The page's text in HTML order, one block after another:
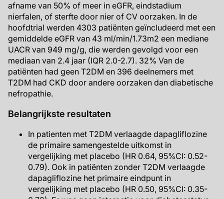
afname van 50% of meer in eGFR, eindstadium
nierfalen, of sterfte door nier of CV oorzaken. In de
hoofdtrial werden 4303 patiënten geïncludeerd met een
gemiddelde eGFR van 43 ml/min/1.73m2 een mediane
UACR van 949 mg/g, die werden gevolgd voor een
mediaan van 2.4 jaar (IQR 2.0-2.7). 32% Van de
patiënten had geen T2DM en 396 deelnemers met
T2DM had CKD door andere oorzaken dan diabetische
nefropathie.
Belangrijkste resultaten
In patienten met T2DM verlaagde dapagliflozine
de primaire samengestelde uitkomst in
vergelijking met placebo (HR 0.64, 95%CI: 0.52-
0.79). Ook in patiënten zonder T2DM verlaagde
dapagliflozine het primaire eindpunt in
vergelijking met placebo (HR 0.50, 95%CI: 0.35-